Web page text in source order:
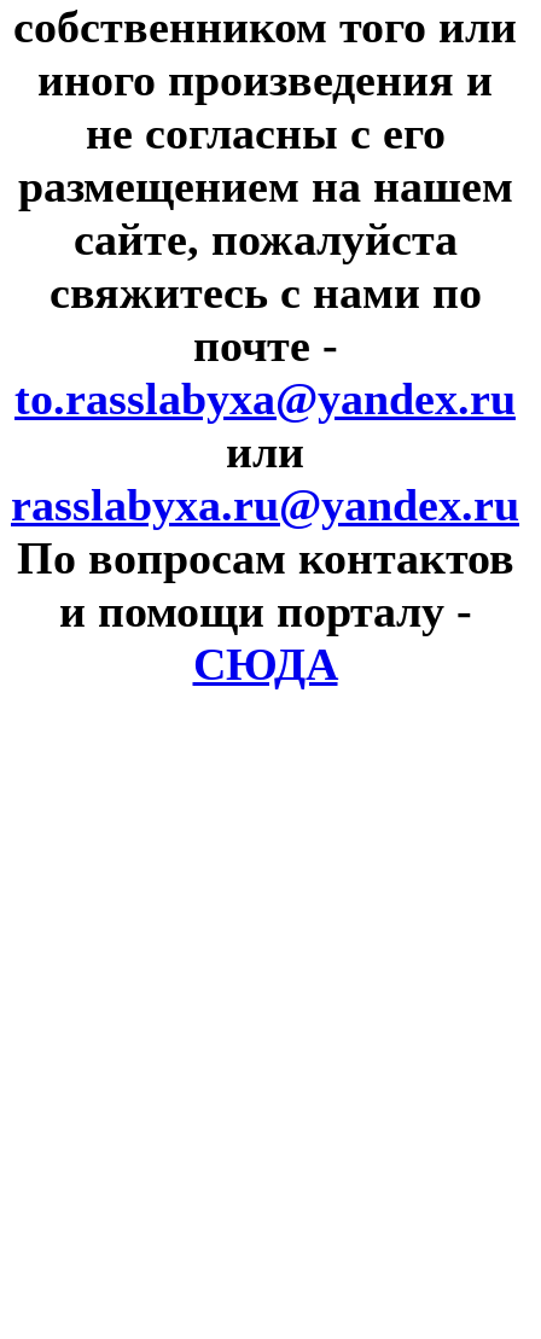
собственником того или
иного произведения и
не согласны с его
размещением на нашем
сайте, пожалуйста
свяжитесь с нами по
почте -
to.rasslabyxa@yandex.ru
или
rasslabyxa.ru@yandex.ru
По вопросам контактов
и помощи порталу -
СЮДА